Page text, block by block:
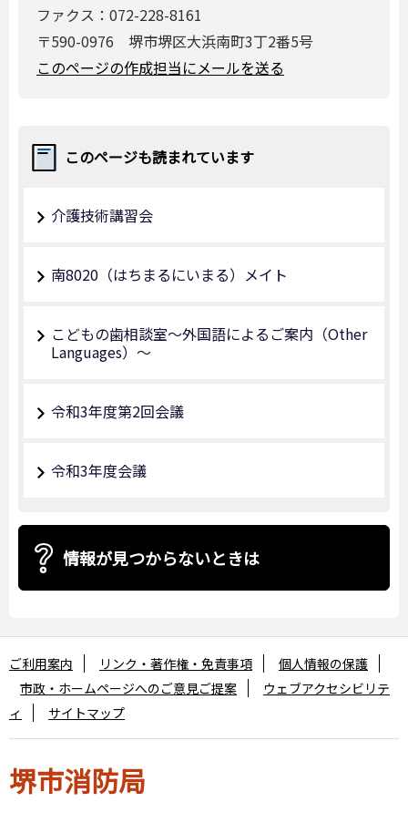
ファクス：072-228-8161
〒590-0976 堺市堺区大浜南町3丁2番5号
このページの作成担当にメールを送る
このページも読まれています
介護技術講習会
南8020（はちまるにいまる）メイト
こどもの歯相談室～外国語によるご案内（Other
Languages）～
令和3年度第2回会議
令和3年度会議
情報が見つからないときは
堺市消防局
ご利用案内 リンク・著作権・免責事項
個人情報の保護
市政・ホームページへのご意見ご提案
ウェブアクセシビリテ
ィ
サイトマップ